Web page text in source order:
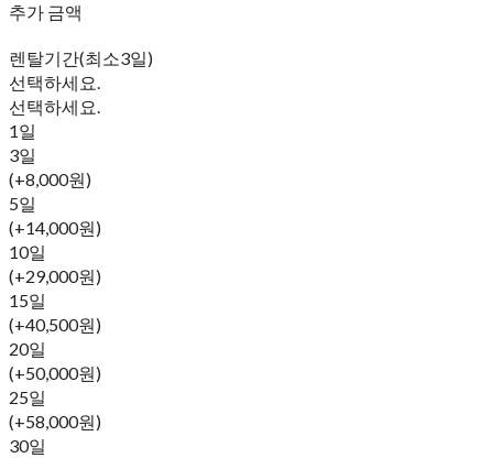
추가 금액
렌탈기간(최소3일)
선택하세요.
선택하세요.
1일
3일
(+8,000원)
5일
(+14,000원)
10일
(+29,000원)
15일
(+40,500원)
20일
(+50,000원)
25일
(+58,000원)
30일